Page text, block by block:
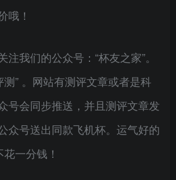
哦！
我们的公众号：“杯友之家”。
测” 。网站有测评文章或者是科
号会同步推送，并且测评文章发
众号送出同款飞机杯。运气好的
一分钱！